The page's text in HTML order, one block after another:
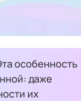
особенность
даже
их